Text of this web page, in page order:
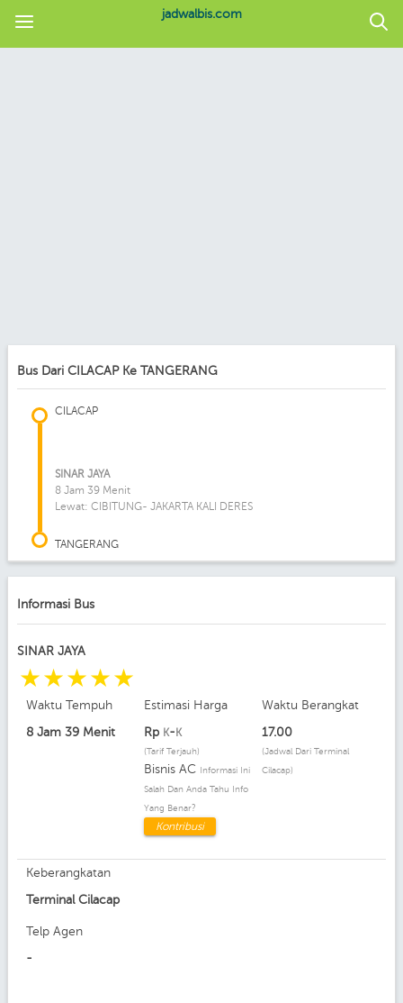
jadwalbis.com
Bus Dari CILACAP Ke TANGERANG
CILACAP
SINAR JAYA
8 Jam 39 Menit
Lewat: CIBITUNG- JAKARTA KALI DERES
TANGERANG
Informasi Bus
SINAR JAYA
☆
☆
☆
☆
☆
Waktu Tempuh
8 Jam 39 Menit
Estimasi Harga
Rp K- K
(Tarif Terjauh)
Bisnis AC Informasi Ini
Salah Dan Anda Tahu Info
Yang Benar?
Kontribusi
Waktu Berangkat
17.00
(Jadwal Dari Terminal
Cilacap)
Keberangkatan
Terminal Cilacap
Telp Agen
-